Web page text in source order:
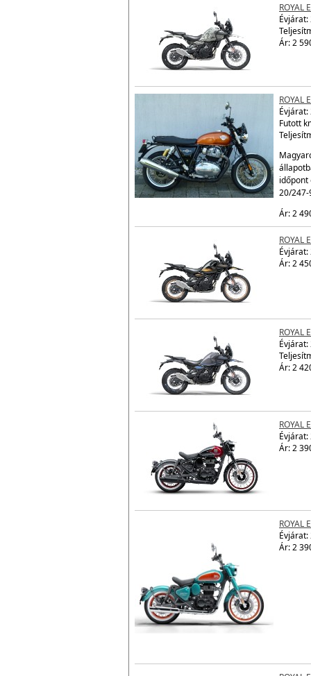
ROYAL
Évjárat:
Ár: 2
ROYAL
Évjárat:
Futott
időpont
20/247-
Ár: 2
ROYAL
Évjárat:
Ár: 2
ROYAL
Évjárat:
Ár: 2
ROYAL
Évjárat:
Ár: 2
ROYAL
Évjárat:
Ár: 2